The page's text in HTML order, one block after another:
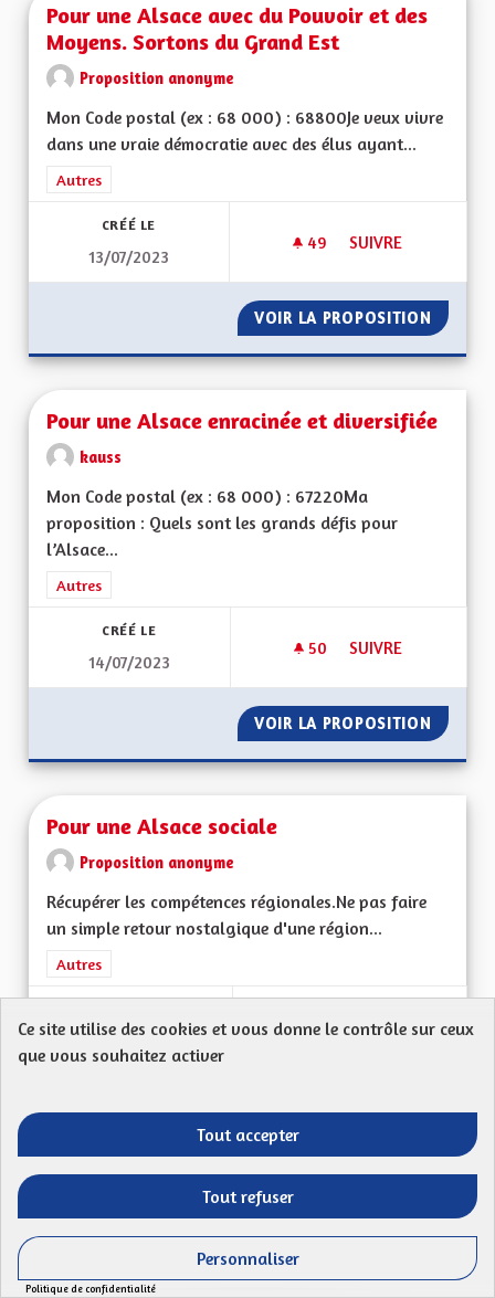
Pour une Alsace avec du Pouvoir et des
Moyens. Sortons du Grand Est
Proposition anonyme
Mon Code postal (ex : 68 000) : 68800Je veux vivre
dans une vraie démocratie avec des élus ayant...
Filtrer les résultats de la catégorie : Autres
Autres
CRÉÉ LE
13/07/2023
49 49 ABONNÉS
SUIVRE
VOIR LA PROPOSITION POUR
Pour une Alsace enracinée et diversifiée
kauss
Mon Code postal (ex : 68 000) : 67220Ma
proposition : Quels sont les grands défis pour
l’Alsace...
Filtrer les résultats de la catégorie : Autres
Autres
CRÉÉ LE
14/07/2023
50 50 ABONNÉS
SUIVRE
VOIR LA PROPOSITION POUR
Pour une Alsace sociale
Proposition anonyme
Récupérer les compétences régionales.Ne pas faire
un simple retour nostalgique d'une région...
Filtrer les résultats de la catégorie : Autres
Autres
15/04/2023
52 52 ABONNÉS
SUIVRE
Préserver l'âme alsacienne
Kuntz Gilbert
Mon Code postal (ex : 68 480) : Ma proposition
Ce site utilise des cookies et vous donne le contrôle sur ceux
que vous souhaitez activer
Tout accepter
Tout refuser
Personnaliser
Politique de confidentialité